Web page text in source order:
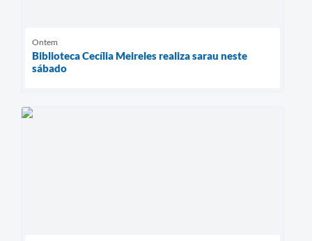
Ontem
Biblioteca Cecília Meireles realiza sarau neste
sábado